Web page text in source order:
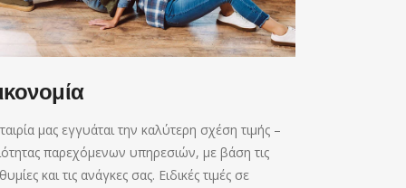
μας εγγυάται την καλύτερη σχέση τιμής –
παρεχόμενων υπηρεσιών, με βάση τις
και τις ανάγκες σας. Ειδικές τιμές σε